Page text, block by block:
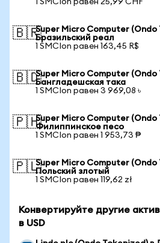
1 SMCIon равен 25,99 CHF
🇧🇷Super Micro Computer (Ondo
Бразильский реал
1 SMCIon равен 163,45 R$
🇧🇩Super Micro Computer (Ondo
Бангладешская така
1 SMCIon равен 3 969,08 ৳
🇵🇭Super Micro Computer (Ondo
Филиппинское песо
1 SMCIon равен 1 953,73 ₱
🇵🇱Super Micro Computer (Ondo
Польский злотый
1 SMCIon равен 119,62 zł
Конвертируйте другие
в USD